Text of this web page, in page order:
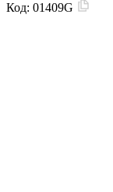
Код: 01409G